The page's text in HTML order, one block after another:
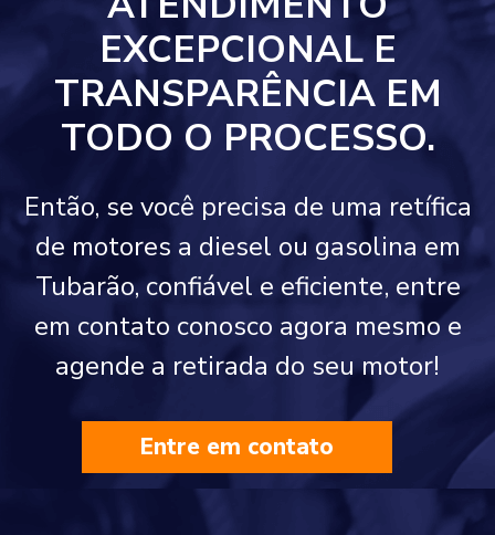
EXCEPCIONAL E
TRANSPARÊNCIA EM
TODO O PROCESSO.
Então, se você precisa de uma retífica
de motores a diesel ou gasolina em
Tubarão, confiável e eficiente, entre
em contato conosco agora mesmo e
agende a retirada do seu motor!
Entre em contato